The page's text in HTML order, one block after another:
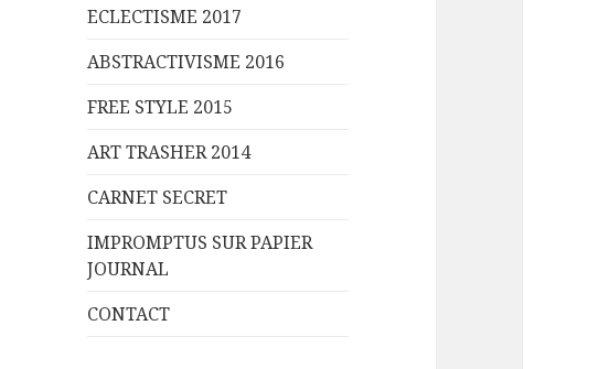
ECLECTISME 2017
ABSTRACTIVISME 2016
FREE STYLE 2015
ART TRASHER 2014
CARNET SECRET
IMPROMPTUS SUR PAPIER
JOURNAL
CONTACT